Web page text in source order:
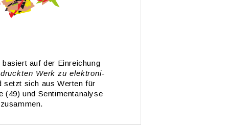
ba­siert auf der Ein­rei­chung
Werk zu elek­tro­ni­
setzt sich aus Wer­ten für
(49) und Sen­ti­men­t­ana­ly­se